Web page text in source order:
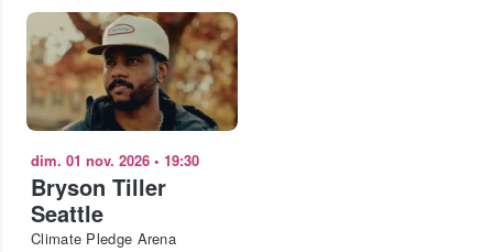
dim. 01 nov. 2026 • 19:30
Bryson Tiller
Seattle
Climate Pledge Arena